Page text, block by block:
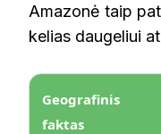
Amazonė taip
kelias daugeliui
Geografinis
faktas